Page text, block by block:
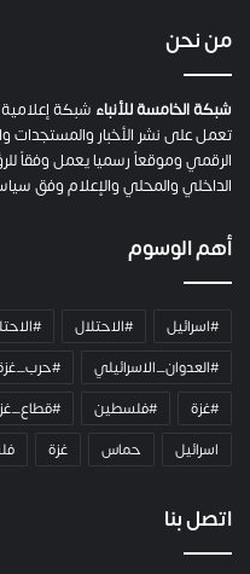
من نحن
شبكة الخامسة للأنباء شبكة
تعمل على نشر الأخبار والمستجدات
الرقمي وموقعاً رسميا يعمل وفقاً
الداخلي والمحلي والإعلام وفق
أهم الوسوم
#اسرائيل #الاحتلال
#العدوان_الاسرائيلي
#غزة
#فلسطين
اسرائيل
حماس غزة
اتصل بنا